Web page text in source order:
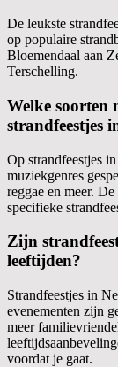
De leukste
op populaire
Bloemendaal aan
Terschelling.
Welke soorten
strandfeestjes
Op strandfeestjes
muziekgenres
reggae en meer.
specifieke
Zijn
leeftijden?
Strandfeestjes in
evenementen zijn
meer
voordat je gaat.